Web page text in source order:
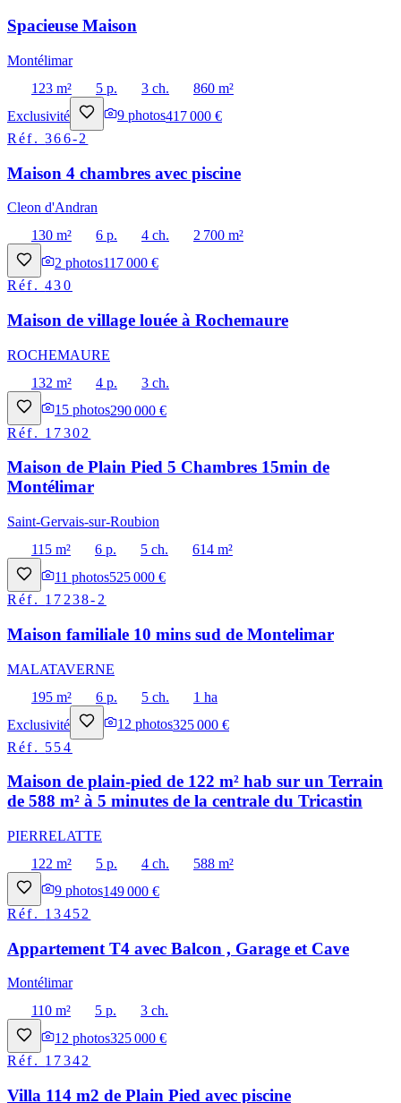
Spacieuse Maison
Montélimar
123 m²
5 p. 3 ch.
860 m²
Exclusivité
9 photos417 000 €
Réf.366-2
Maison 4 chambres avec piscine
Cleon d'Andran
130 m²
6 p. 4 ch.
2 700 m²
2 photos117 000 €
Réf.430
Maison de village louée à Rochemaure
ROCHEMAURE
132 m²
4 p.
3 ch.
15 photos290 000 €
Réf. 17302
Maison de Plain Pied 5 Chambres 15min de
Montélimar
Saint-Gervais-sur-Roubion
115 m²
6 p. 5 ch.
614 m²
11 photos525 000 €
Réf. 17238-2
Maison familiale 10 mins sud de Montelimar
MALATAVERNE
195 m²
6 p. 5 ch.
1 ha
Exclusivité
12 photos325 000 €
Réf. 554
Maison de plain-pied de 122 m² hab sur un Terrain
de 588 m² à 5 minutes de la centrale du Tricastin
PIERRELATTE
122 m²
5 p. 4 ch.
588 m²
9 photos149 000 €
Réf. 13452
Appartement T4 avec Balcon , Garage et Cave
Montélimar
110 m²
5 p.
3 ch.
12 photos325 000 €
Réf. 17342
Villa 114 m2 de Plain Pied avec piscine